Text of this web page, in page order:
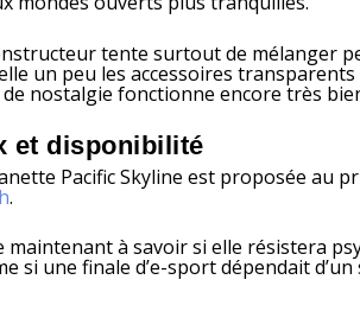
tente surtout de mélanger
un peu les accessoires
nostalgie fonctionne encore très
et disponibilité
Pacific Skyline est proposée au
.
maintenant à savoir si elle résistera
si une finale d’e-sport dépendait